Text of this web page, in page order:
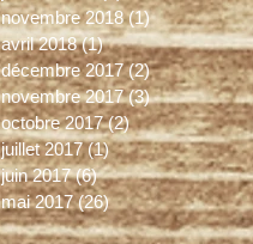
novembre 2018 (1)1 post
avril 2018 (1)1 post
décembre 2017 (2)2 posts
novembre 2017 (3)3 posts
octobre 2017 (2)2 posts
juillet 2017 (1)1 post
juin 2017 (6)6 posts
mai 2017 (26)26 posts